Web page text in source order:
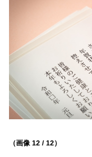
（画像 12 / 12）